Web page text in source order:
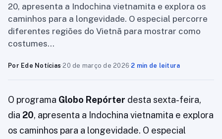
20, apresenta a Indochina vietnamita e explora os
caminhos para a longevidade. O especial percorre
diferentes regiões do Vietnã para mostrar como
costumes…
Por Ede Notícias·20 de março de 2026·2 min de leitura
O programa Globo Repórter desta sexta-feira,
dia 20, apresenta a Indochina vietnamita e explora
os caminhos para a longevidade. O especial